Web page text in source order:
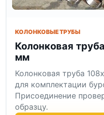
КОЛОНКОВЫЕ ТРУБЫ
Колонковая
мм
Колонковая труба
для комплектации
Присоединение
образцу.